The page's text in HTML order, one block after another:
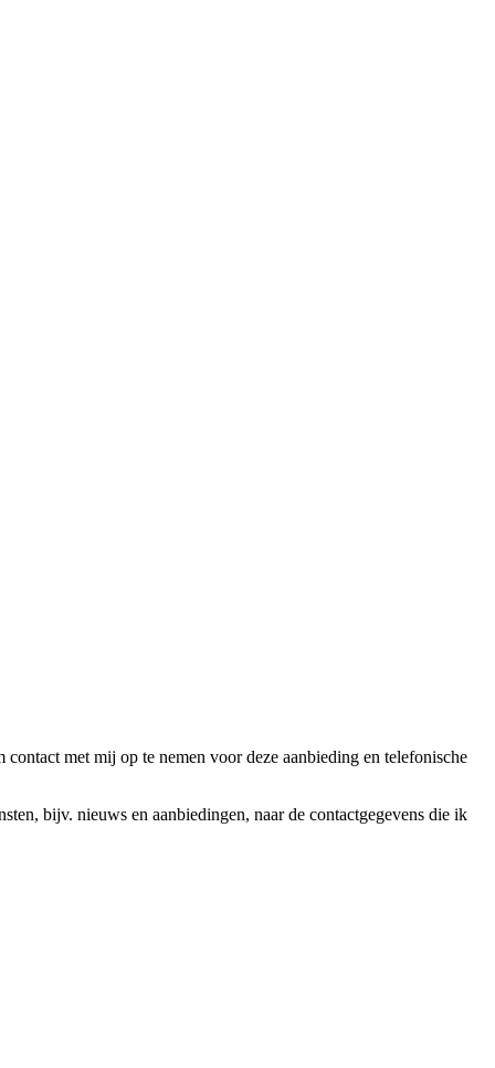
met mij op te nemen voor deze aanbieding en telefonische
bijv. nieuws en aanbiedingen, naar de contactgegevens die ik